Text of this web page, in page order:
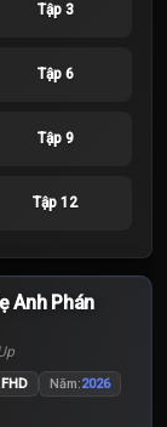
Tập 3
Tập 6
Tập 9
Tập 12
Anh Phán
FHD Năm:2026